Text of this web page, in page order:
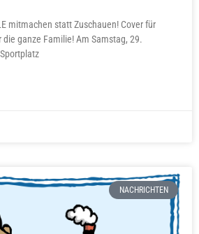
mitmachen statt Zuschauen! Cover für
die ganze Familie! Am Samstag, 29.
NACHRICHTEN